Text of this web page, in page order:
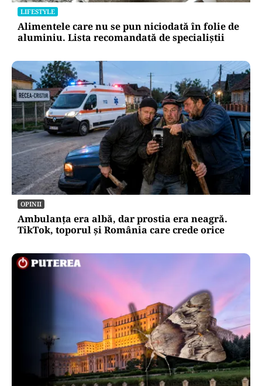
LIFESTYLE
Alimentele care nu se pun niciodată în folie de
aluminiu. Lista recomandată de specialiștii
OPINII
Ambulanța era albă, dar prostia era neagră.
TikTok, toporul și România care crede orice